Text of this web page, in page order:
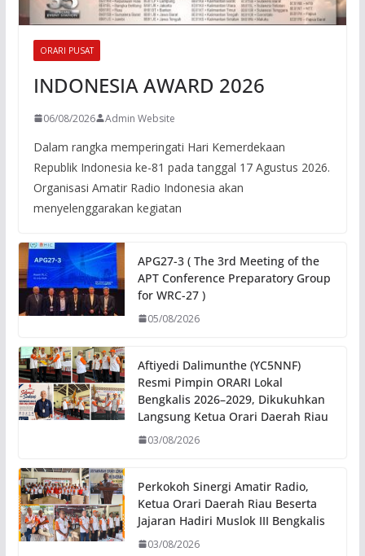
ORARI PUSAT
INDONESIA AWARD 2026
06/08/2026 Admin Website
Dalam rangka memperingati Hari Kemerdekaan
Republik Indonesia ke-81 pada tanggal 17 Agustus 2026.
Organisasi Amatir Radio Indonesia akan
menyelenggarakan kegiatan
APG27-3 ( The 3rd Meeting of the
APT Conference Preparatory Group
for WRC-27 )
05/08/2026
Aftiyedi Dalimunthe (YC5NNF)
Resmi Pimpin ORARI Lokal
Bengkalis 2026–2029, Dikukuhkan
Langsung Ketua Orari Daerah Riau
03/08/2026
Perkokoh Sinergi Amatir Radio,
Ketua Orari Daerah Riau Beserta
Jajaran Hadiri Muslok III Bengkalis
03/08/2026